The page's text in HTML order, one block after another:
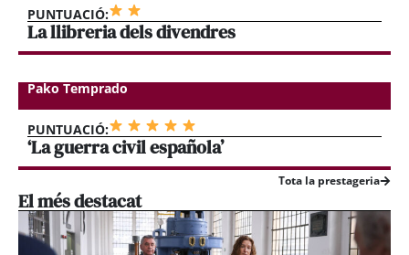
PUNTUACIÓ:
La llibreria dels divendres
Pako Temprado
PUNTUACIÓ:
‘La guerra civil española’
Tota la prestageria
El més destacat